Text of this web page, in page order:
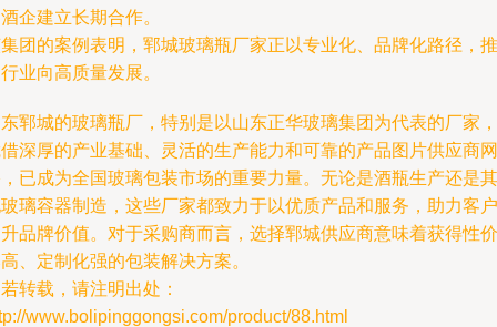
企建立长期合作。
团的案例表明，郓城玻璃瓶厂家正以专业化、品牌化路径，推
业向高质量发展。
郓城的玻璃瓶厂，特别是以山东正华玻璃集团为代表的厂家，
深厚的产业基础、灵活的生产能力和可靠的产品图片供应商网
已成为全国玻璃包装市场的重要力量。无论是酒瓶生产还是其
璃容器制造，这些厂家都致力于以优质产品和服务，助力客户
品牌价值。对于采购商而言，选择郓城供应商意味着获得性价
、定制化强的包装解决方案。
转载，请注明出处：
www.bolipinggongsi.com/product/88.html